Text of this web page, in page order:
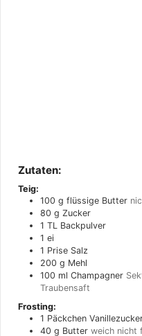
Zutaten:
Teig:
100 g flüssige Butter
80 g Zucker
1 TL Backpulver
1 ei
1 Prise Salz
200 g Mehl
100 ml Champagner
Traubensaft
Frosting:
1 Päckchen
40 g Butter weich nicht